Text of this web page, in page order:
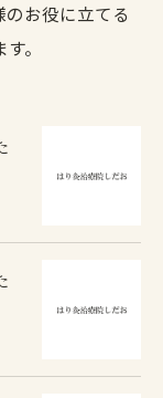
お役に立てる
。